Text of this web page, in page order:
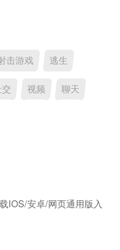
击游戏 逃生
视频 聊天
IOS/安卓/网页通用版入